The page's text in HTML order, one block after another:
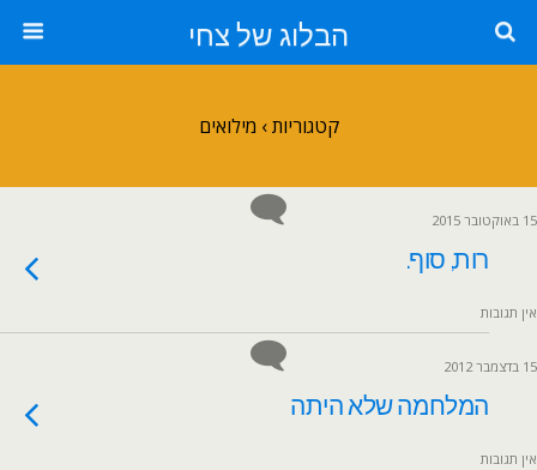
הבלוג של צחי
קטגוריות › מילואים
15 באוקטובר 2015
רות, סוף.
אין תגובות
15 בדצמבר 2012
המלחמה שלא היתה
אין תגובות